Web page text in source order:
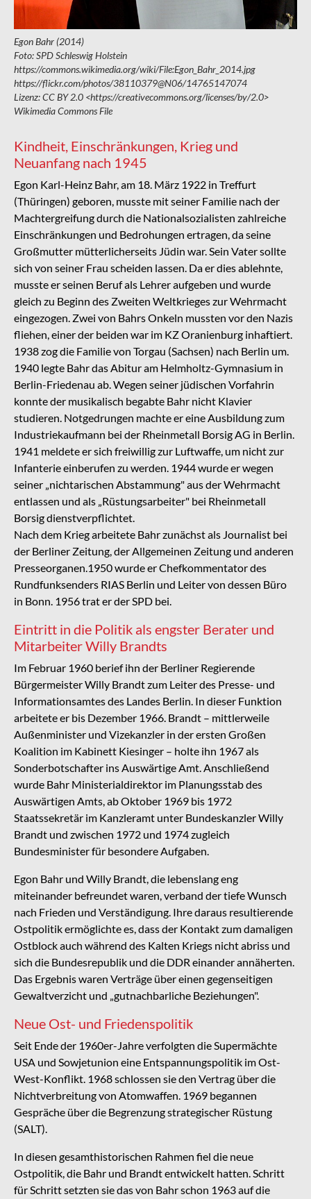
Egon Bahr (2014)
Foto: SPD Schleswig Holstein
https://commons.wikimedia.org/wiki/File:Egon_Bahr_2014.jpg
https://flickr.com/photos/38110379@N06/14765147074
Lizenz: CC BY 2.0 <https://creativecommons.org/licenses/by/2.0>
Wikimedia Commons File
Kindheit, Einschränkungen, Krieg und
Neuanfang nach 1945
Egon Karl-Heinz Bahr, am 18. März 1922 in Treffurt
(Thüringen) geboren, musste mit seiner Familie nach der
Machtergreifung durch die Nationalsozialisten zahlreiche
Einschränkungen und Bedrohungen ertragen, da seine
Großmutter mütterlicherseits Jüdin war. Sein Vater sollte
sich von seiner Frau scheiden lassen. Da er dies ablehnte,
musste er seinen Beruf als Lehrer aufgeben und wurde
gleich zu Beginn des Zweiten Weltkrieges zur Wehrmacht
eingezogen. Zwei von Bahrs Onkeln mussten vor den Nazis
fliehen, einer der beiden war im KZ Oranienburg inhaftiert.
1938 zog die Familie von Torgau (Sachsen) nach Berlin um.
1940 legte Bahr das Abitur am Helmholtz-Gymnasium in
Berlin-Friedenau ab. Wegen seiner jüdischen Vorfahrin
konnte der musikalisch begabte Bahr nicht Klavier
studieren. Notgedrungen machte er eine Ausbildung zum
Industriekaufmann bei der Rheinmetall Borsig AG in Berlin.
1941 meldete er sich freiwillig zur Luftwaffe, um nicht zur
Infanterie einberufen zu werden. 1944 wurde er wegen
seiner „nichtarischen Abstammung" aus der Wehrmacht
entlassen und als „Rüstungsarbeiter" bei Rheinmetall
Borsig dienstverpflichtet.
Nach dem Krieg arbeitete Bahr zunächst als Journalist bei
der Berliner Zeitung, der Allgemeinen Zeitung und anderen
Presseorganen.1950 wurde er Chefkommentator des
Rundfunksenders RIAS Berlin und Leiter von dessen Büro
in Bonn. 1956 trat er der SPD bei.
Eintritt in die Politik als engster Berater und
Mitarbeiter Willy Brandts
Im Februar 1960 berief ihn der Berliner Regierende
Bürgermeister Willy Brandt zum Leiter des Presse- und
Informationsamtes des Landes Berlin. In dieser Funktion
arbeitete er bis Dezember 1966. Brandt – mittlerweile
Außenminister und Vizekanzler in der ersten Großen
Koalition im Kabinett Kiesinger – holte ihn 1967 als
Sonderbotschafter ins Auswärtige Amt. Anschließend
wurde Bahr Ministerialdirektor im Planungsstab des
Auswärtigen Amts, ab Oktober 1969 bis 1972
Staatssekretär im Kanzleramt unter Bundeskanzler Willy
Brandt und zwischen 1972 und 1974 zugleich
Bundesminister für besondere Aufgaben.
Egon Bahr und Willy Brandt, die lebenslang eng
miteinander befreundet waren, verband der tiefe Wunsch
nach Frieden und Verständigung. Ihre daraus resultierende
Ostpolitik ermöglichte es, dass der Kontakt zum damaligen
Ostblock auch während des Kalten Kriegs nicht abriss und
sich die Bundesrepublik und die DDR einander annäherten.
Das Ergebnis waren Verträge über einen gegenseitigen
Gewaltverzicht und „gutnachbarliche Beziehungen".
Neue Ost- und Friedenspolitik
Seit Ende der 1960er-Jahre verfolgten die Supermächte
USA und Sowjetunion eine Entspannungspolitik im Ost-
West-Konflikt. 1968 schlossen sie den Vertrag über die
Nichtverbreitung von Atomwaffen. 1969 begannen
Gespräche über die Begrenzung strategischer Rüstung
(SALT).
In diesen gesamthistorischen Rahmen fiel die neue
Ostpolitik, die Bahr und Brandt entwickelt hatten. Schritt
für Schritt setzten sie das von Bahr schon 1963 auf die